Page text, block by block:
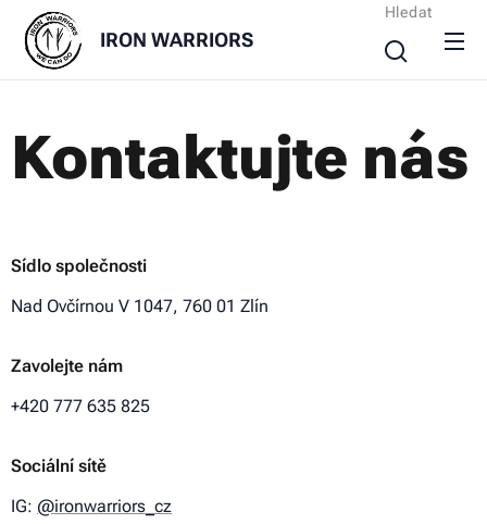
IRON WARRIORS
Hledat
Kontaktujte nás
Sídlo společnosti
Nad Ovčírnou V 1047, 760 01 Zlín
Zavolejte nám
+420 777 635 825
Sociální sítě
IG: @ironwarriors_cz